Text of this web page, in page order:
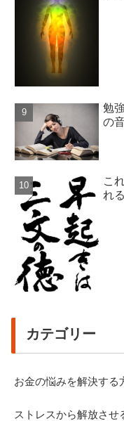
勉
の
こ
れ
カテゴリー
お金の悩みを解決する
ストレスから解放させ